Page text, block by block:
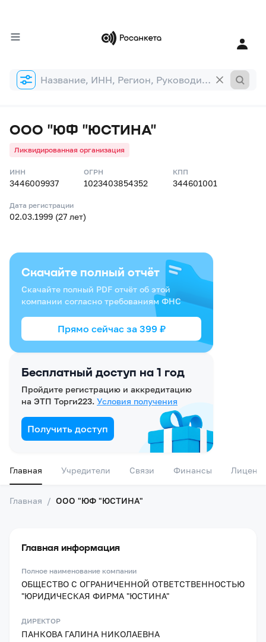
Форма
поиска
ООО "ЮФ "ЮСТИНА"
Ликвидированная организация
ИНН
3446009937
ОГРН
1023403854352
КПП
344601001
Дата регистрации
02.03.1999 (27 лет)
Бесплатный доступ на 1 год
Пройдите регистрацию и аккредитацию
на ЭТП Торги223. Условия получения
Получить доступ
Скачайте полный отчёт
Скачайте полный PDF отчёт об этой
компании согласно требованиям ФНС
Прямо сейчас за 399 ₽
Главная Учредители Связи Финансы
Главная / ООО "ЮФ "ЮСТИНА"
Главная информация
Полное наименование компании
ОБЩЕСТВО С ОГРАНИЧЕННОЙ ОТВЕТСТВЕННОСТЬЮ
"ЮРИДИЧЕСКАЯ ФИРМА "ЮСТИНА"
ДИРЕКТОР
ПАНКОВА ГАЛИНА НИКОЛАЕВНА